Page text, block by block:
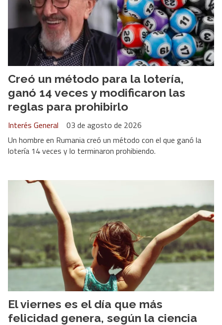
Creó un método para la lotería,
ganó 14 veces y modificaron las
reglas para prohibirlo
Interés General
03 de agosto de 2026
Un hombre en Rumania creó un método con el que ganó la
lotería 14 veces y lo terminaron prohibiendo.
El viernes es el día que más
felicidad genera, según la ciencia